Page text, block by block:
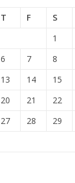
T F S
1
6 7 8
13 14 15
20 21 22
27 28 29